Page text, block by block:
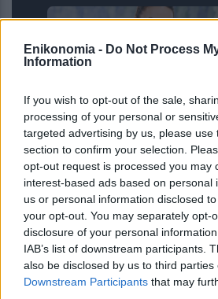
Enikonomia - Do Not Process
Information
If you wish to opt-out of the sale,
processing of your personal or
targeted advertising by us, please use
section to confirm your selection.
opt-out request is processed you may
interest-based ads based on personal
us or personal information disclosed
your opt-out. You may separately opt-
disclosure of your personal
IAB’s list of downstream participants.
also be disclosed by us to third parties
Downstream Participants that may
Miranda Kerr: Η
που ακολουθεί το
διατηρείται πάντα
ελάφι και βίσονα για ...